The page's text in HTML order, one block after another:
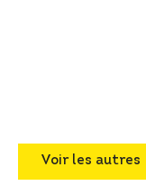
Voir les autres